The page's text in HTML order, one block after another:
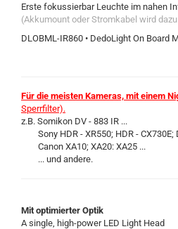
Erste fokussierbar Leuchte im nahen
(Akkumount oder Stromkabel wird
DLOBML-IR860 • DedoLight On Board
Für die meisten Kameras, mit einem
Sperrfilter).
z.B. Somikon DV - 883 IR ...
Sony HDR - XR550; HDR - CX730E;
Canon XA10; XA20: XA25 ...
... und andere.
Mit optimierter Optik
A single, high-power LED Light Head